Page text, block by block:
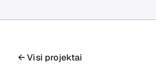
← Visi projektai